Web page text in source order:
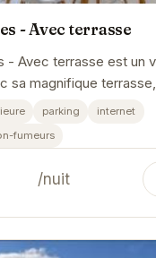
- Avec terrasse
- Avec terrasse est un
sa magnifique
de détente en
parking
internet
fumeurs
/nuit